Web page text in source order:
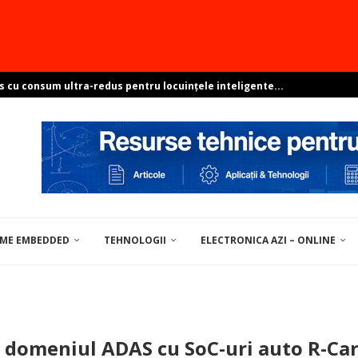
cu consum ultra-redus pentru locuințele inteligente...
EMBEDDED TEHNOLOGII ELECTRONICA AZI – ONLINE
ADAS cu SoC-uri auto R-Car